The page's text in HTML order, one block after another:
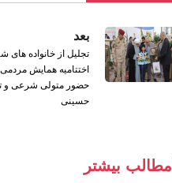
بعد
تجلیل از خانواده های
اختتامیه همایش مردمی
حضور متولی شرعی و
حسینی ‏
مطالب بیشتر